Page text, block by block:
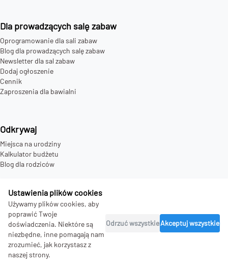
Ustawienia plików cookies
Używamy plików cookies, aby
poprawić Twoje
doświadczenia. Niektóre są
niezbędne, inne pomagają nam
zrozumieć, jak korzystasz z
naszej strony.
Odrzuć wszystkieAkceptuj wszystkie
Dla prowadzących salę zabaw
Oprogramowanie dla sali zabaw
Blog dla prowadzących salę zabaw
Newsletter dla sal zabaw
Dodaj ogłoszenie
Cennik
Zaproszenia dla bawialni
Odkrywaj
Miejsca na urodziny
Kalkulator budżetu
Blog dla rodziców
Firma
Kontakt
Polityka prywatności
Regulamin strony